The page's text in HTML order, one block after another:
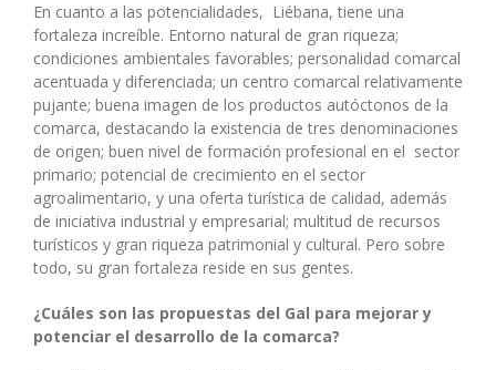
En cuanto a las potencialidades, Liébana, tiene una
fortaleza increíble. Entorno natural de gran riqueza;
condiciones ambientales favorables; personalidad comarcal
acentuada y diferenciada; un centro comarcal relativamente
pujante; buena imagen de los productos autóctonos de la
comarca, destacando la existencia de tres denominaciones
de origen; buen nivel de formación profesional en el sector
primario; potencial de crecimiento en el sector
agroalimentario, y una oferta turística de calidad, además
de iniciativa industrial y empresarial; multitud de recursos
turísticos y gran riqueza patrimonial y cultural. Pero sobre
todo, su gran fortaleza reside en sus gentes.
¿Cuáles son las propuestas del Gal para mejorar y
potenciar el desarrollo de la comarca?